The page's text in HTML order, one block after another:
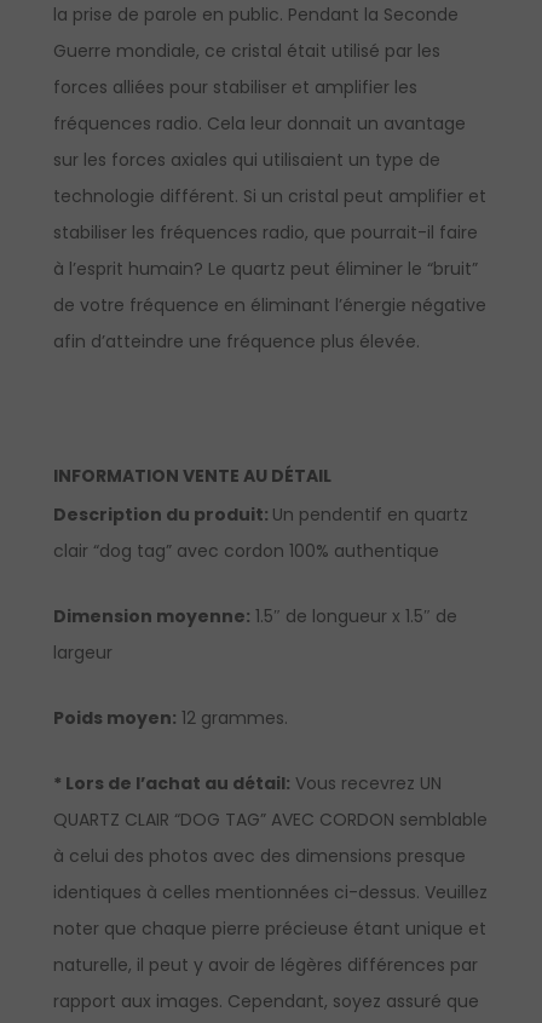
la prise de parole en public. Pendant la Seconde
Guerre mondiale, ce cristal était utilisé par les
forces alliées pour stabiliser et amplifier les
fréquences radio. Cela leur donnait un avantage
sur les forces axiales qui utilisaient un type de
technologie différent. Si un cristal peut amplifier et
stabiliser les fréquences radio, que pourrait-il faire
à l’esprit humain? Le quartz peut éliminer le “bruit”
de votre fréquence en éliminant l’énergie négative
afin d’atteindre une fréquence plus élevée.
INFORMATION VENTE AU DÉTAIL
Description du produit: Un pendentif en quartz
clair “dog tag” avec cordon 100% authentique
Dimension moyenne: 1.5″ de longueur x 1.5″ de
largeur
Poids moyen: 12 grammes.
* Lors de l’achat au détail: Vous recevrez UN
QUARTZ CLAIR “DOG TAG” AVEC CORDON semblable
à celui des photos avec des dimensions presque
identiques à celles mentionnées ci-dessus. Veuillez
noter que chaque pierre précieuse étant unique et
naturelle, il peut y avoir de légères différences par
rapport aux images. Cependant, soyez assuré que